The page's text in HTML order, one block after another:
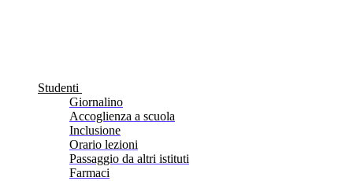
Studenti
Giornalino
Accoglienza a scuola
Inclusione
Orario lezioni
Passaggio da altri istituti
Farmaci